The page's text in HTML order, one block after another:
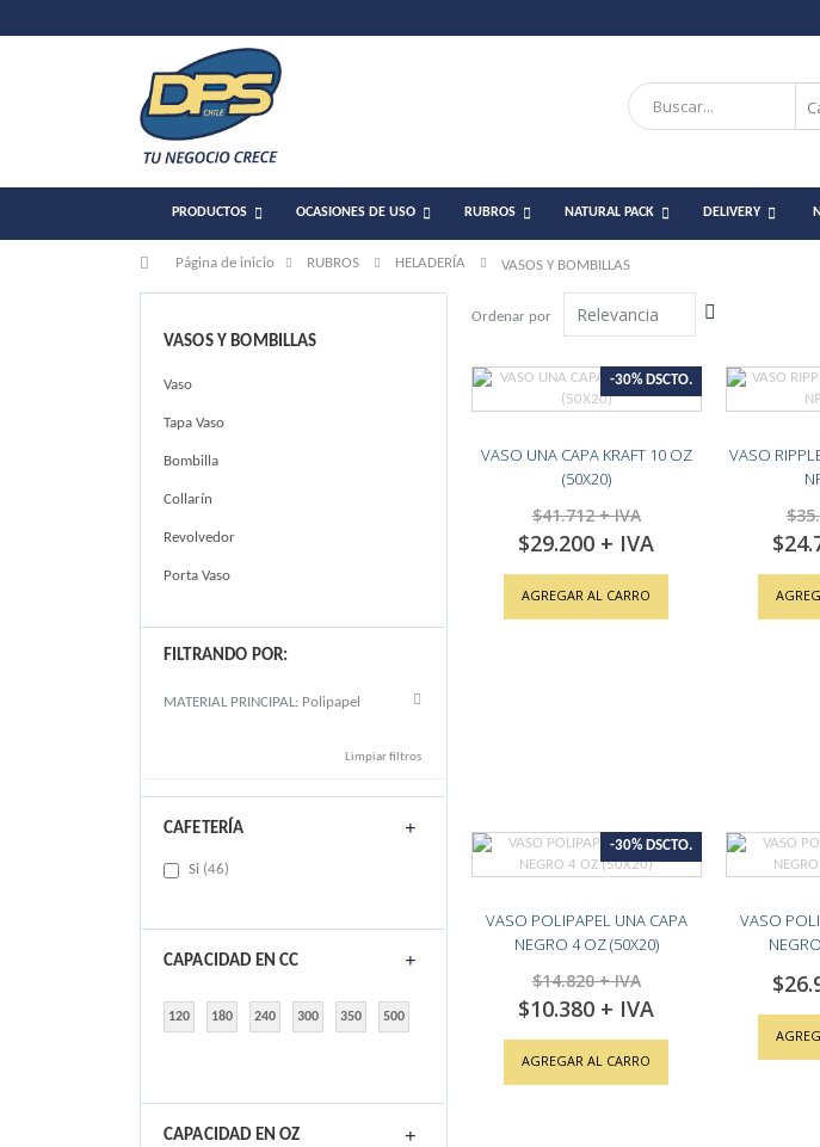
Search
PRODUCTOS OCASIONES DE USO RUBROS NATURAL PACK DELIVERY
Página de inicio RUBROS HELADERÍA VASOS Y BOMBILLAS
Ordenar por
-30% DSCTO.
VASO UNA CAPA KRAFT 10 OZ
(50X20)
$41.712
Special
Price
$29.200
AGREGAR AL CARRO
VASO
Special
Price
-30% DSCTO.
VASO POLIPAPEL UNA CAPA
NEGRO 4 OZ (50X20)
$14.820
Special
Price
$10.380
AGREGAR AL CARRO
VASO
VASOS Y BOMBILLAS
Vaso
Tapa Vaso
Bombilla
Collarín
Revolvedor
Porta Vaso
FILTRANDO POR:
MATERIAL PRINCIPAL Polipapel Remove This Item
Limpiar filtros
CAFETERÍA
Si 46items
CAPACIDAD EN CC
120 180 240 300 350 500
CAPACIDAD EN OZ